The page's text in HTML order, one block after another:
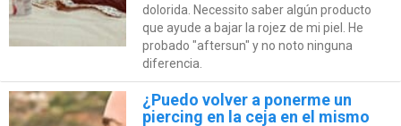
dolorida. Necessito saber algún producto
que ayude a bajar la rojez de mi piel. He
probado "aftersun" y no noto ninguna
diferencia.
¿Puedo volver a ponerme un
piercing en la ceja en el mismo